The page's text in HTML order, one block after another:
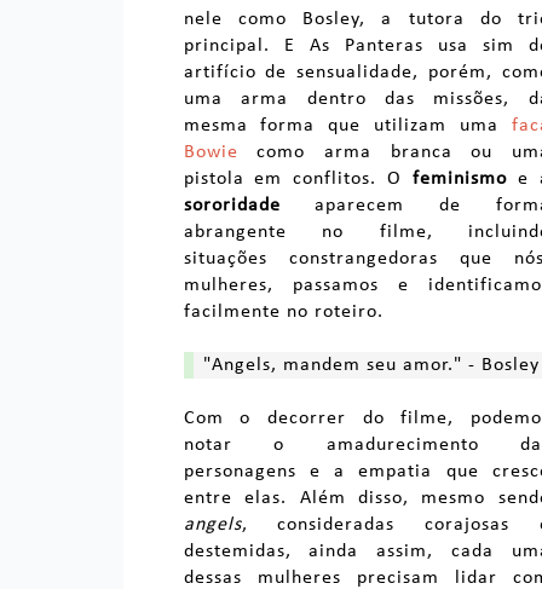
nele como Bosley, a tutora do
principal. E As Panteras usa sim
artifício de sensualidade, porém,
uma arma dentro das missões,
mesma forma que utilizam uma
Bowie como arma branca ou
pistola em conflitos. Ofeminismo e
sororidade aparecem de
abrangente no filme,
situações constrangedoras que
mulheres, passamos e
facilmente no roteiro.
"Angels, mandem seu amor." - Bosley
Com o decorrer do filme,
notar o amadurecimento
personagens e a empatia que
entre elas. Além disso, mesmo
angels, consideradas corajosas
destemidas, ainda assim, cada
dessas mulheres precisam lidar